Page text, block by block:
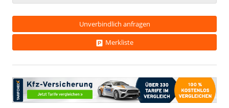
Unverbindlich anfragen
Merkliste